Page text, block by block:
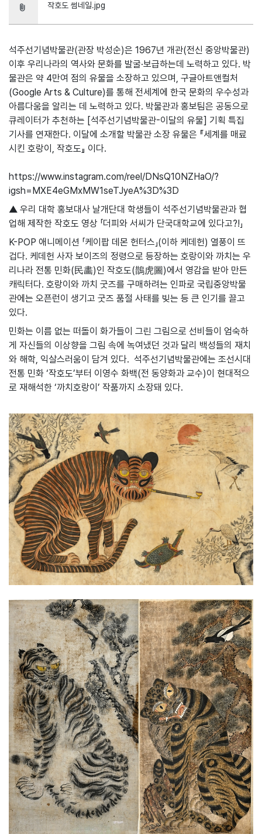
attach_file 작호도 썸네일.jpg
석주선기념박물관(관장 박성순)은 1967년 개관(전신 중앙박물관)
이후 우리나라의 역사와 문화를 발굴·보급하는데 노력하고 있다. 박
물관은 약 4만여 점의 유물을 소장하고 있으며, 구글아트앤컬처
(Google Arts & Culture)를 통해 전세계에 한국 문화의 우수성과
아름다움을 알리는 데 노력하고 있다. 박물관과 홍보팀은 공동으로
큐레이터가 추천하는 [석주선기념박물관-이달의 유물] 기획 특집
기사를 연재한다. 이달에 소개할 박물관 소장 유물은 『세계를 매료
시킨 호랑이, 작호도』 이다.
https://www.instagram.com/reel/DNsQ10NZHaO/?
igsh=MXE4eGMxMW1seTJyeA%3D%3D
▲ 우리 대학 홍보대사 날개단대 학생들이 석주선기념박물관과 협
업해 제작한 작호도 영상 「더피와 서씨가 단국대학교에 있다고?!」
K-POP 애니메이션 「케이팝 데몬 헌터스」(이하 케데헌) 열풍이 뜨
겁다. 케데헌 사자 보이즈의 정령으로 등장하는 호랑이와 까치는 우
리나라 전통 민화(民畵)인 작호도(鵲虎圖)에서 영감을 받아 만든
캐릭터다. 호랑이와 까치 굿즈를 구매하려는 인파로 국립중앙박물
관에는 오픈런이 생기고 굿즈 품절 사태를 빚는 등 큰 인기를 끌고
있다.
민화는 이름 없는 떠돌이 화가들이 그린 그림으로 선비들이 엄숙하
게 자신들의 이상향을 그림 속에 녹여냈던 것과 달리 백성들의 재치
와 해학, 익살스러움이 담겨 있다. 석주선기념박물관에는 조선시대
전통 민화 ‘작호도’부터 이영수 화백(전 동양화과 교수)이 현대적으
로 재해석한 ‘까치호랑이’ 작품까지 소장돼 있다.